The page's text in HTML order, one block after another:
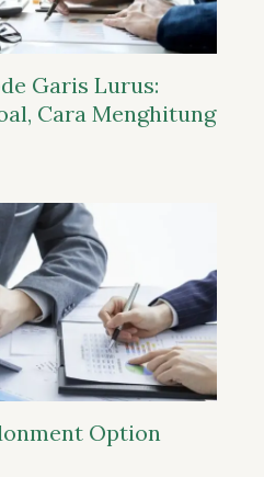
Garis Lurus:
Cara Menghitung
Option